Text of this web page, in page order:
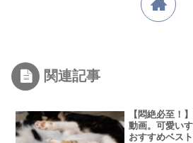
関連記事
【悶絶必至！
動画。可愛い
おすすめベス